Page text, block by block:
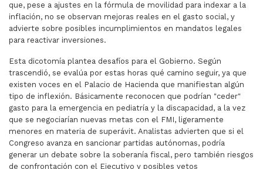
que, pese a ajustes en la fórmula de movilidad para indexar a la
inflación, no se observan mejoras reales en el gasto social, y
advierte sobre posibles incumplimientos en mandatos legales
para reactivar inversiones.
Esta dicotomía plantea desafíos para el Gobierno. Según
trascendió, se evalúa por estas horas qué camino seguir, ya que
existen voces en el Palacio de Hacienda que manifiestan algún
tipo de inflexión. Básicamente reconocen que podrían "ceder"
gasto para la emergencia en pediatría y la discapacidad, a la vez
que se negociarían nuevas metas con el FMI, ligeramente
menores en materia de superávit. Analistas advierten que si el
Congreso avanza en sancionar partidas autónomas, podría
generar un debate sobre la soberanía fiscal, pero también riesgos
de confrontación con el Ejecutivo y posibles vetos